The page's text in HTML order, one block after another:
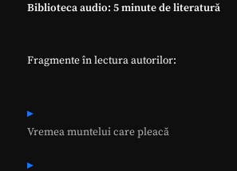
Biblioteca audio: 5 minute de literatură
Fragmente în lectura autorilor:
Vremea muntelui care pleacă